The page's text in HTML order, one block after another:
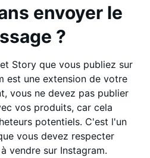
envoyer le
?
Story que vous publiez sur
est une extension de votre
vous ne devez pas publier
vos produits, car cela
potentiels. C'est l'un
vous devez respecter
vendre sur Instagram.